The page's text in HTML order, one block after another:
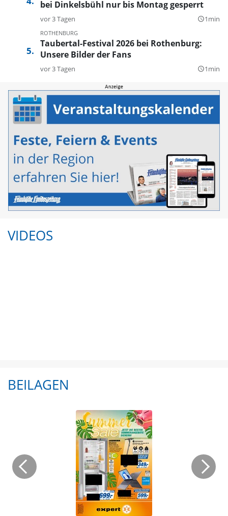
bei Dinkelsbühl nur bis Montag gesperrt
vor 3 Tagen query_builder1min
ROTHENBURG
Taubertal-Festival 2026 bei Rothenburg:
Unsere Bilder der Fans
vor 3 Tagen query_builder1min
VIDEOS
BEILAGEN